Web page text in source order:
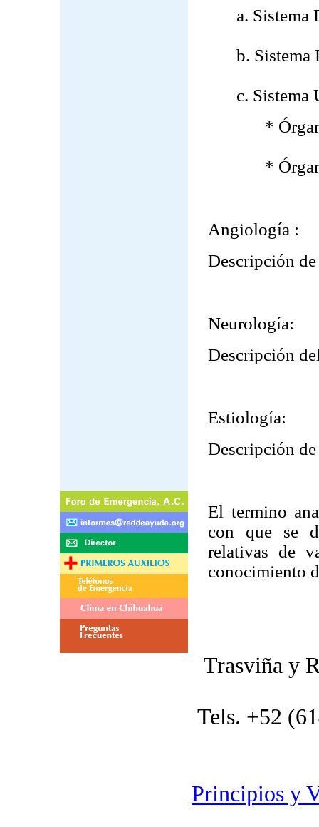
a. Sistema
b. Sistema
c. Sistema
*
*
Angiología :
Descripción
Neurología:
Descripción
Estiología:
Descripción
El termino
con que se
relativas de
conocimiento
Trasviña y
Tels. +52
Principios y